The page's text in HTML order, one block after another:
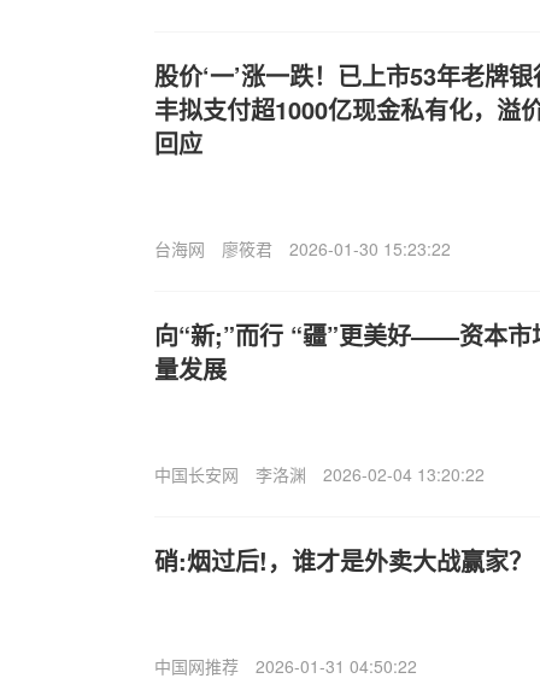
股价‘一’涨一跌！已上市53年老牌
丰拟支付超1000亿现金私有化，溢
回应
台海网 廖筱君 2026-01-30 15:23:22
向“新;”而行 “疆”更美好——资本市
量发展
中国长安网 李洛渊 2026-02-04 13:20:22
硝:烟过后!，谁才是外卖大战赢家？
中国网推荐 2026-01-31 04:50:22